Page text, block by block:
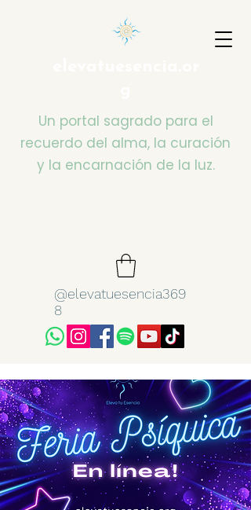
Un portal sagrado para el
recuerdo del alma, la curación
y la encarnación de la luz.
@elevatuesencia369
8